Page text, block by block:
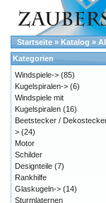
Startseite » Katalog »
Kategorien
Windspiele-> (85)
Kugelspiralen-> (6)
Windspiele mit
Kugelspiralen (16)
Beetstecker /
> (24)
Motor
Schilder
Designteile (7)
Rankhilfe
Glaskugeln-> (14)
Sturmlaternen